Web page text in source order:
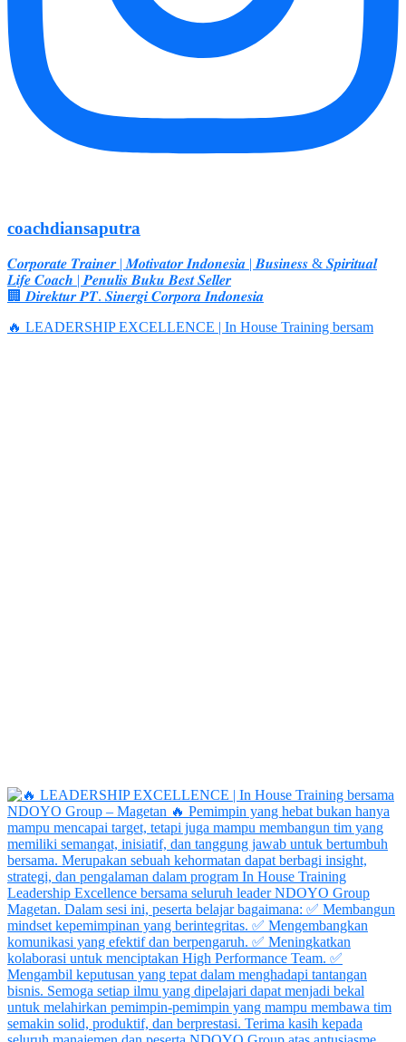
coachdiansaputra
𝑪𝒐𝒓𝒑𝒐𝒓𝒂𝒕𝒆 𝑻𝒓𝒂𝒊𝒏𝒆𝒓 | 𝑴𝒐𝒕𝒊𝒗𝒂𝒕𝒐𝒓 𝑰𝒏𝒅𝒐𝒏𝒆𝒔𝒊𝒂 | 𝑩𝒖𝒔𝒊𝒏𝒆𝒔𝒔 & 𝑺𝒑𝒊𝒓𝒊𝒕𝒖𝒂𝒍
𝑳𝒊𝒇𝒆 𝑪𝒐𝒂𝒄𝒉 | 𝑷𝒆𝒏𝒖𝒍𝒊𝒔 𝑩𝒖𝒌𝒖 𝑩𝒆𝒔𝒕 𝑺𝒆𝒍𝒍𝒆𝒓
🏢 𝑫𝒊𝒓𝒆𝒌𝒕𝒖𝒓 𝑷𝑻. 𝑺𝒊𝒏𝒆𝒓𝒈𝒊 𝑪𝒐𝒓𝒑𝒐𝒓𝒂 𝑰𝒏𝒅𝒐𝒏𝒆𝒔𝒊𝒂
🔥 LEADERSHIP EXCELLENCE | In House Training bersam